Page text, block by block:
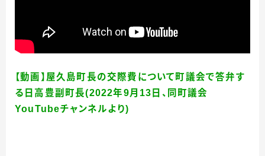
【動画】屋久島町長の交際費について町議会で答弁す
る日高豊副町長(2022年9月13日、同町議会
YouTubeチャンネルより)